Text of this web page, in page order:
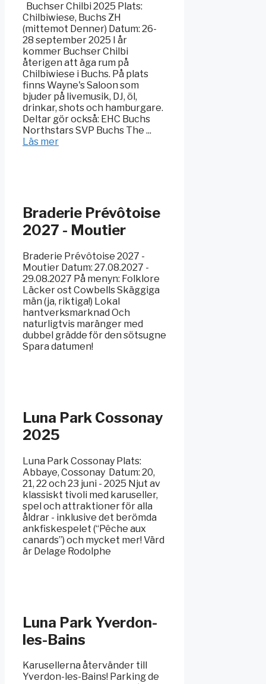
Buchser Chilbi 2025 Plats:
Chilbiwiese, Buchs ZH
(mittemot Denner) Datum: 26-
28 september 2025 I år
kommer Buchser Chilbi
återigen att äga rum på
Chilbiwiese i Buchs. På plats
finns Wayne's Saloon som
bjuder på livemusik, DJ, öl,
drinkar, shots och hamburgare.
Deltar gör också: EHC Buchs
Northstars SVP Buchs The ...
Läs mer
Braderie Prévôtoise
2027 - Moutier
Braderie Prévôtoise 2027 -
Moutier Datum: 27.08.2027 -
29.08.2027 På menyn: Folklore
Läcker ost Cowbells Skäggiga
män (ja, riktiga!) Lokal
hantverksmarknad Och
naturligtvis maränger med
dubbel grädde för den sötsugne
Spara datumen!
Luna Park Cossonay
2025
Luna Park Cossonay Plats:
Abbaye, Cossonay ️ Datum: 20,
21, 22 och 23 juni - 2025 Njut av
klassiskt tivoli med karuseller,
spel och attraktioner för alla
åldrar - inklusive det berömda
ankfiskespelet (“Pêche aux
canards”) och mycket mer! Värd
är Delage Rodolphe
Luna Park Yverdon-
les-Bains
Karusellerna återvänder till
Yverdon-les-Bains! Parking de